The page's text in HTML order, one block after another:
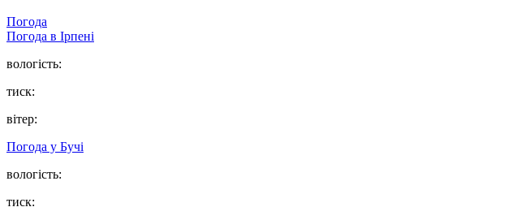
Погода
Погода в Ірпені
вологість:
тиск:
вітер:
Погода у Бучі
вологість:
тиск: